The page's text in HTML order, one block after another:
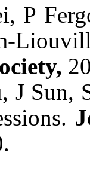
P
J Sun,